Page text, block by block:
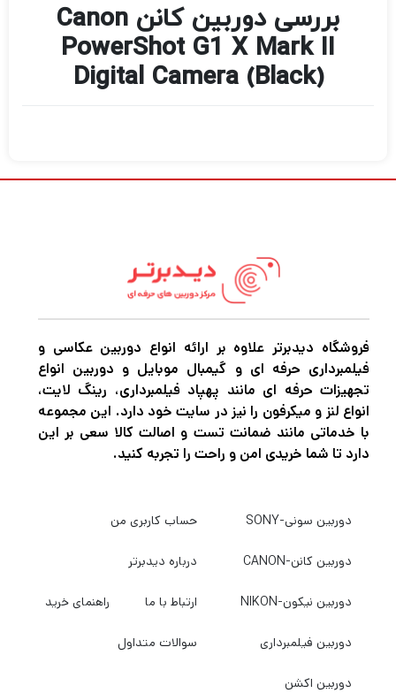
بررسی دوربین کانن Canon
PowerShot G1 X Mark II
Digital Camera (Black)
فروشگاه دیدبرتر علاوه بر ارائه انواع دوربین عکاسی و
فیلمبرداری حرفه ای و گیمبال موبایل و دوربین انواع
تجهیزات حرفه ای مانند پهپاد فیلمبرداری، رینگ لایت،
انواع لنز و میکرفون را نیز در سایت خود دارد. این مجموعه
با خدماتی مانند ضمانت تست و اصالت کالا سعی بر این
دارد تا شما خریدی امن و راحت را تجربه کنید.
دوربین سونی-SONY
دوربین کانن-CANON
دوربین نیکون-NIKON
دوربین فیلمبرداری
دوربین اکشن
حساب کاربری من
درباره دیدبرتر
ارتباط با ما راهنمای خرید
سوالات متداول